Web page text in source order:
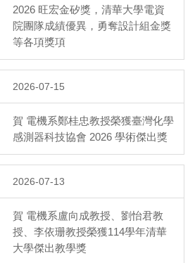
2026 旺宏金矽獎，清華大學電資
院團隊成績優異，勇奪設計組金獎
等各項獎項
2026-07-15
賀 電機系鄭桂忠教授榮獲臺灣化學
感測器科技協會 2026 學術傑出獎
2026-07-13
賀 電機系盧向成教授、劉怡君教
授、李依珊教授榮獲114學年清華
大學傑出教學獎